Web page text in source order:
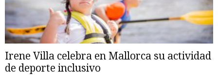
Irene Villa celebra en Mallorca su actividad
de deporte inclusivo